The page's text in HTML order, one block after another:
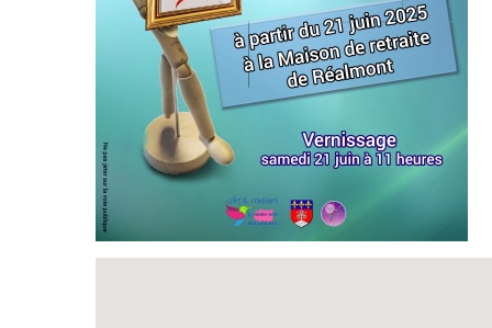
Exposition